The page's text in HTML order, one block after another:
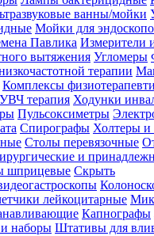
ванны/мойки
Мойки для
Павлика Измерители
вытяжения Угломеры
терапии
Комплексы
УВЧ терапия Ходунки
Пульсоксиметры
Спирографы Холтеры и
Столы перевязочные
и
шприцевые Скрыть
лейкоцитарные
Капнографы
наборы Штативы для